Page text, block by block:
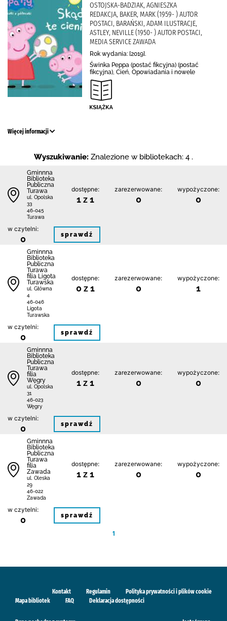
OSTOJSKA-BADZIAK, AGNIESZKA
REDAKCJA, BAKER, MARK (1959- ) AUTOR
POSTACI, BARAŃSKI, ADAM ILUSTRACJE,
ASTLEY, NEVILLE (1950- ) AUTOR POSTACI,
MEDIA SERVICE ZAWADA
Rok wydania: [2019].
Świnka Peppa (postać fikcyjna) (postać
fikcyjna), Cień, Opowiadania i nowele
Więcej informacji
Wyszukiwanie: Znalezione w bibliotekach: 4 .
Gminnna
Biblioteka
Publiczna
Turawa
ul. Opolska
33
46-045
Turawa
dostępne:
1 z 1
zarezerwowane:
0
wypożyczone:
0
w czytelni:
0 sprawdź
Gminnna
Biblioteka
Publiczna
Turawa
filia Ligota
Turawska
ul. Główna
4
46-046
Ligota
Turawska
dostępne:
0 z 1
zarezerwowane:
0
wypożyczone:
1
w czytelni:
0 sprawdź
Gminnna
Biblioteka
Publiczna
Turawa
filia
Węgry
ul. Opolska
31
46-023
Węgry
dostępne:
1 z 1
zarezerwowane:
0
wypożyczone:
0
w czytelni:
0 sprawdź
Gminnna
Biblioteka
Publiczna
Turawa
filia
Zawada
ul. Oleska
29
46-022
Zawada
dostępne:
1 z 1
zarezerwowane:
0
wypożyczone:
0
w czytelni:
0 sprawdź
1
Kontakt Regulamin
Polityka prywatności i plików cookie
Mapa bibliotek
FAQ Deklaracja dostępności